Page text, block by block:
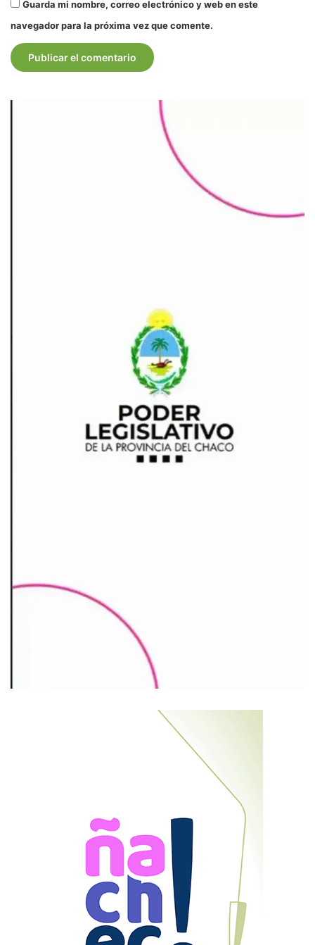
Guarda mi nombre, correo electrónico y web en este
navegador para la próxima vez que comente.